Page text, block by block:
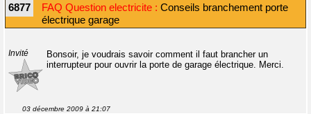
6877 FAQ Question electricite : Conseils branchement porte
électrique garage
Invité
Bonsoir, je voudrais savoir comment il faut brancher un
interrupteur pour ouvrir la porte de garage électrique. Merci.
03 décembre 2009 à 21:07